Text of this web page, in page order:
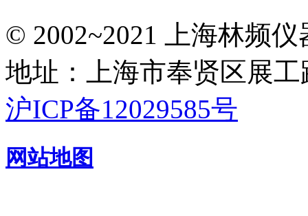
© 2002~2021 上海林频
地址：上海市奉贤区展工
沪ICP备12029585号
网站地图